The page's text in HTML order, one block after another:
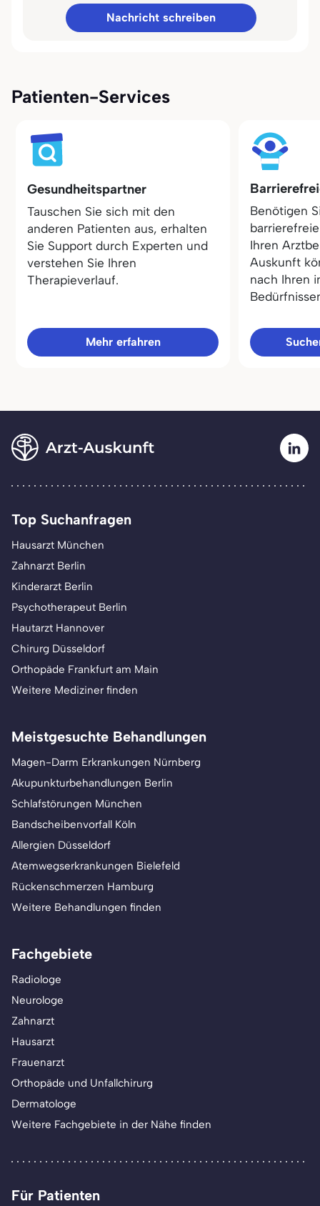
Nachricht schreiben
Patienten-Services
Gesundheitspartner
Tauschen Sie sich mit den
anderen Patienten aus, erhalten
Sie Support durch Experten und
verstehen Sie Ihren
Therapieverlauf.
Mehr erfahren
Benötigen
Ihren
Auskunft
nach Ihren
Top Suchanfragen
Hausarzt München
Zahnarzt Berlin
Kinderarzt Berlin
Psychotherapeut Berlin
Hautarzt Hannover
Chirurg Düsseldorf
Orthopäde Frankfurt am Main
Weitere Mediziner finden
Meistgesuchte Behandlungen
Magen-Darm Erkrankungen Nürnberg
Akupunkturbehandlungen Berlin
Schlafstörungen München
Bandscheibenvorfall Köln
Allergien Düsseldorf
Atemwegserkrankungen Bielefeld
Rückenschmerzen Hamburg
Weitere Behandlungen finden
Fachgebiete
Radiologe
Neurologe
Zahnarzt
Hausarzt
Frauenarzt
Orthopäde und Unfallchirurg
Dermatologe
Weitere Fachgebiete in der Nähe finden
Für Patienten